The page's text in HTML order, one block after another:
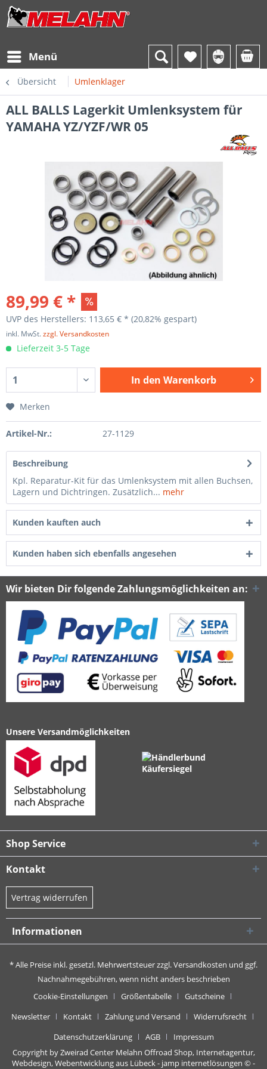
Menü
Übersicht Umlenklager
ALL BALLS Lagerkit Umlenksystem für
YAMAHA YZ/YZF/WR 05
89,99 € *
UVP des Herstellers: 113,65 € * (20,82% gespart)
inkl. MwSt.zzgl. Versandkosten
Lieferzeit 3-5 Tage
In den Warenkorb
Merken
Artikel-Nr.: 27-1129
Beschreibung
Kpl. Reparatur-Kit für das Umlenksystem mit allen Buchsen,
Lagern und Dichtringen. Zusätzlich... mehr
Kunden kauften auch
Kunden haben sich ebenfalls angesehen
Wir bieten Dir folgende Zahlungsmöglichkeiten an:
Unsere Versandmöglichkeiten
Shop Service
Kontakt
Vertrag widerrufen
Informationen
* Alle Preise inkl. gesetzl. Mehrwertsteuer zzgl.Versandkosten und ggf.
Nachnahmegebühren, wenn nicht anders beschrieben
Cookie-Einstellungen
Größentabelle
Gutscheine
Newsletter
Kontakt Zahlung und Versand
Widerrufsrecht
Datenschutzerklärung
AGB
Impressum
Copyright by Zweirad Center Melahn Offroad Shop, Internetagentur,
Webdesign, Webentwicklung aus Lübeck - jamp internetlösungen © -